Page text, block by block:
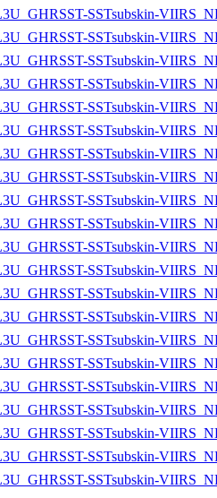
SSTsubskin-
SSTsubskin-
SSTsubskin-
SSTsubskin-
SSTsubskin-
SSTsubskin-
SSTsubskin-
SSTsubskin-
SSTsubskin-
SSTsubskin-
SSTsubskin-
SSTsubskin-
SSTsubskin-
SSTsubskin-
SSTsubskin-
SSTsubskin-
SSTsubskin-
SSTsubskin-
SSTsubskin-
SSTsubskin-
SSTsubskin-